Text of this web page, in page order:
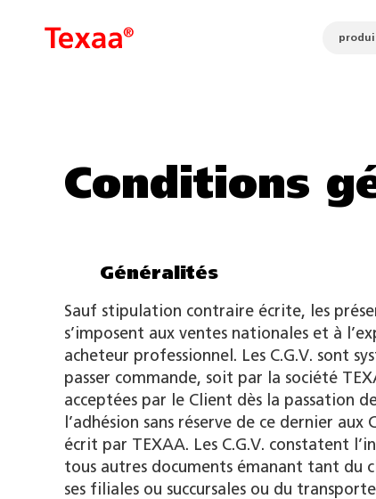
Conditions
Généralités
Sauf stipulation contraire écrite, les
s’imposent aux ventes nationales et à
acheteur professionnel. Les C.G.V. sont
passer commande, soit par la société
acceptées par le Client dès la passation
l’adhésion sans réserve de ce dernier
écrit par TEXAA. Les C.G.V. constatent
tous autres documents émanant tant du
ses filiales ou succursales ou du